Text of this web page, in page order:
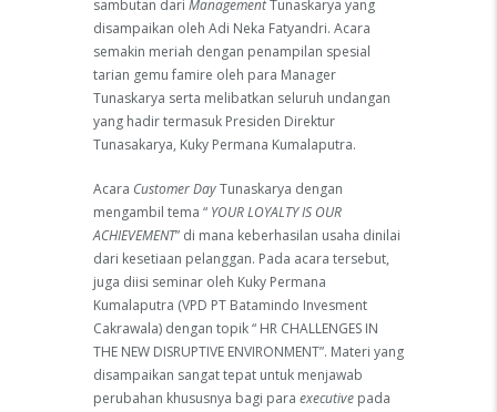
sambutan dari ManagementTunaskarya yang
disampaikan oleh Adi Neka Fatyandri. Acara
semakin meriah dengan penampilan spesial
tarian gemu famire oleh para Manager
Tunaskarya serta melibatkan seluruh undangan
yang hadir termasuk Presiden Direktur
Tunasakarya, Kuky Permana Kumalaputra.
Acara Customer DayTunaskarya dengan
mengambil tema “ YOUR LOYALTY IS OUR
ACHIEVEMENT” di mana keberhasilan usaha dinilai
dari kesetiaan pelanggan. Pada acara tersebut,
juga diisi seminar oleh Kuky Permana
Kumalaputra (VPD PT Batamindo Invesment
Cakrawala) dengan topik “ HR CHALLENGES IN
THE NEW DISRUPTIVE ENVIRONMENT”. Materi yang
disampaikan sangat tepat untuk menjawab
perubahan khususnya bagi para executive pada